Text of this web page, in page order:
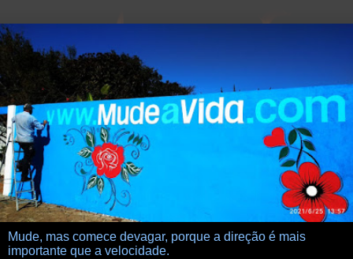
Mude, mas comece devagar, porque a direção é mais
importante que a velocidade.